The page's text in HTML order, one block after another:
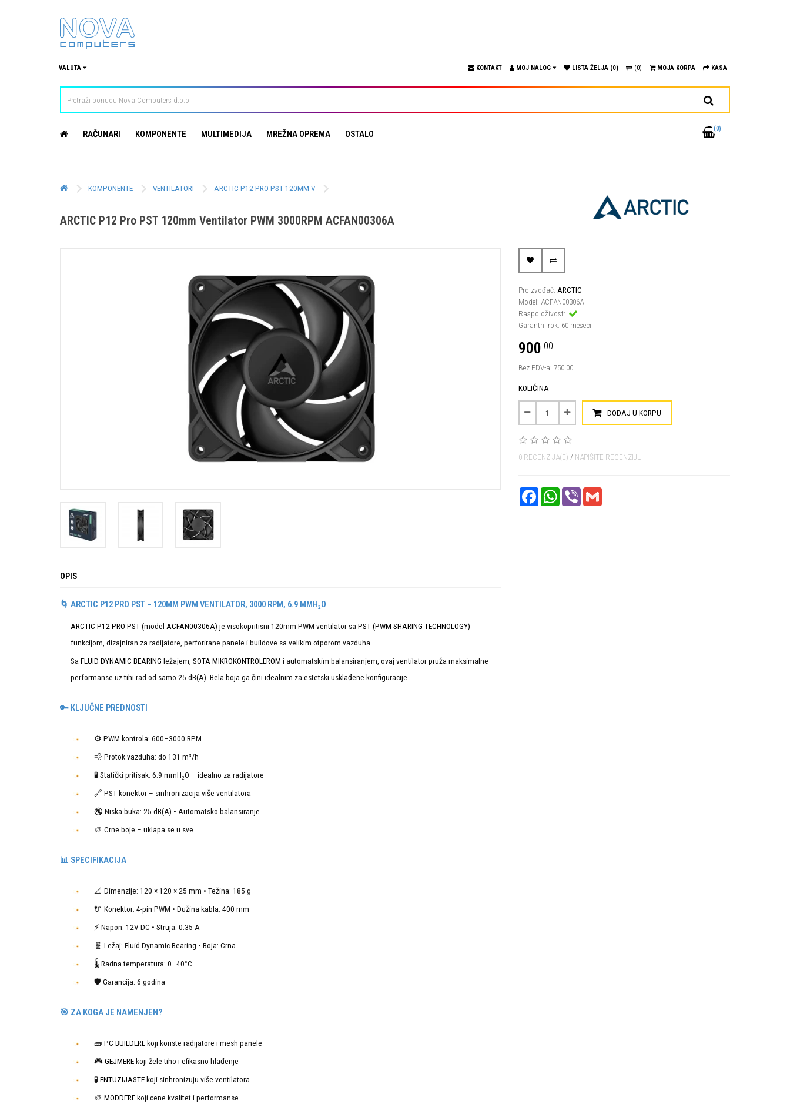
VALUTA KONTAKT MOJ NALOG LISTA ŽELJA (0) (0) MOJA KORPA KASA
RAČUNARI KOMPONENTE MULTIMEDIJA MREŽNA OPREMA OSTALO
(0)
KOMPONENTE VENTILATORI ARCTIC P12 PRO PST 120MM V
ARCTIC P12 Pro PST 120mm Ventilator PWM 3000RPM ACFAN00306A
OPIS
🌀 ARCTIC P12 PRO PST – 120MM PWM VENTILATOR, 3000 RPM, 6.9 MMH₂O
ARCTIC P12 PRO PST(model ACFAN00306A) je visokopritisni 120mm PWM ventilator saPST (PWM SHARING TECHNOLOGY)
funkcijom, dizajniran za radijatore, perforirane panele i buildove sa velikim otporom vazduha.
SaFLUID DYNAMIC BEARING ležajem, SOTA MIKROKONTROLEROM i automatskim balansiranjem, ovaj ventilator pruža maksimalne
performanse uz tihi rad od samo 25 dB(A). Bela boja ga čini idealnim za estetski usklađene konfiguracije.
🔑 KLJUČNE PREDNOSTI
⚙️ PWM kontrola: 600–3000 RPM
💨 Protok vazduha: do 131 m³/h
🧪 Statički pritisak: 6.9 mmH₂O – idealno za radijatore
🔗 PST konektor – sinhronizacija više ventilatora
🔇 Niska buka: 25 dB(A) • Automatsko balansiranje
🎨 Crne boje – uklapa se u sve
📊 SPECIFIKACIJA
📐 Dimenzije: 120 × 120 × 25 mm • Težina: 185 g
🔌 Konektor: 4-pin PWM • Dužina kabla: 400 mm
⚡ Napon: 12V DC • Struja: 0.35 A
🧬 Ležaj: Fluid Dynamic Bearing • Boja: Crna
🌡️ Radna temperatura: 0–40°C
🛡️ Garancija: 6 godina
🎯 ZA KOGA JE NAMENJEN?
🧱 PC BUILDEREkoji koriste radijatore i mesh panele
🎮GEJMEREkoji žele tiho i efikasno hlađenje
🧪 ENTUZIJASTEkoji sinhronizuju više ventilatora
🎨 MODDEREkoji cene kvalitet i performanse
Proizvođač: ARCTIC
Model: ACFAN00306A
Raspoloživost:
Garantni rok: 60 meseci
900.00
Bez PDV-a: 750.00
KOLIČINA
DODAJ U KORPU
0 RECENZIJA(E) / NAPIŠITE RECENZIJU
FACEBOOKWHATSAPP
VIBER